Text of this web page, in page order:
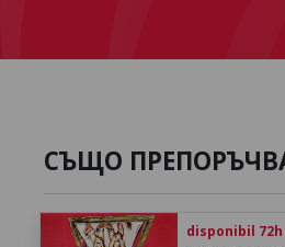
СЪЩО
disponibil